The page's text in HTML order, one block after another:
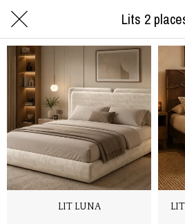
Lits 2
LIT LUNA